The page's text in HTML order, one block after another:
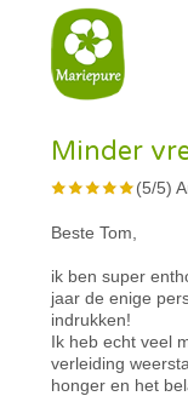
Minder
(5/5)
Beste Tom,
ik ben super
jaar de enige
indrukken!
Ik heb echt veel
verleiding
honger en het